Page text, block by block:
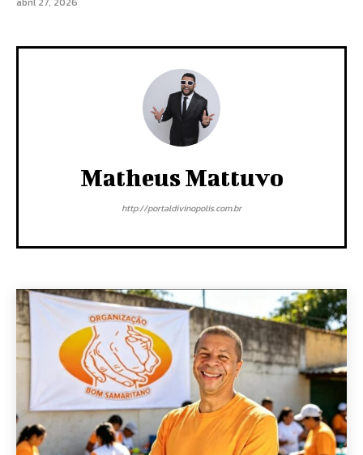
Matheus Mattuvo
http://portaldivinopolis.com.br